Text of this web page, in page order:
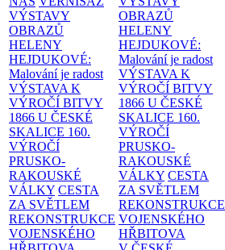
VÝSTAVY
OBRAZŮ
HELENY
HEJDUKOVÉ:
Malování je radost
VÝSTAVA K
VÝROČÍ BITVY
1866 U ČESKÉ
SKALICE 160.
VÝROČÍ
PRUSKO-
RAKOUSKÉ
VÁLKY CESTA
ZA SVĚTLEM
REKONSTRUKCE
VOJENSKÉHO
OBRAZŮ
HELENY
HEJDUKOVÉ:
Malování je radost
VÝSTAVA K
VÝROČÍ BITVY
1866 U ČESKÉ
SKALICE 160.
VÝROČÍ
PRUSKO-
RAKOUSKÉ
VÁLKY CESTA
ZA SVĚTLEM
REKONSTRUKCE
VOJENSKÉHO
HŘBITOVA